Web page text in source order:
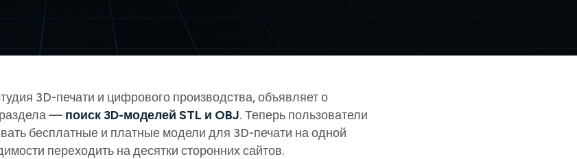
3D-печати и цифрового производства, объявляет о
раздела — поиск 3D-моделей STL и OBJ. Теперь пользователи
бесплатные и платные модели для 3D-печати на одной
переходить на десятки сторонних сайтов.